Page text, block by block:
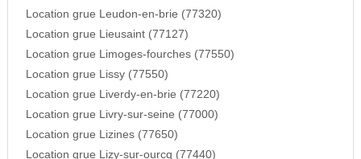
Location grue Leudon-en-brie (77320)
Location grue Lieusaint (77127)
Location grue Limoges-fourches (77550)
Location grue Lissy (77550)
Location grue Liverdy-en-brie (77220)
Location grue Livry-sur-seine (77000)
Location grue Lizines (77650)
Location grue Lizy-sur-ourcq (77440)